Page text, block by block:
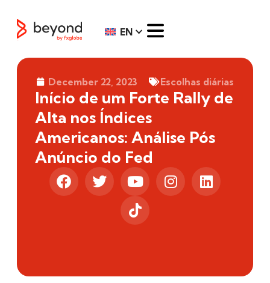
EN
December 22, 2023 Escolhas diárias
Início de um Forte Rally de
Alta nos Índices
Americanos: Análise Pós
Anúncio do Fed